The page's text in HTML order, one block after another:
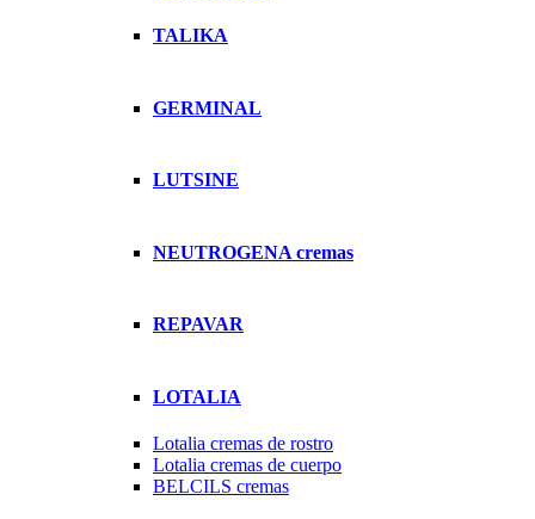
TALIKA
GERMINAL
LUTSINE
NEUTROGENA cremas
REPAVAR
LOTALIA
Lotalia cremas de rostro
Lotalia cremas de cuerpo
BELCILS cremas